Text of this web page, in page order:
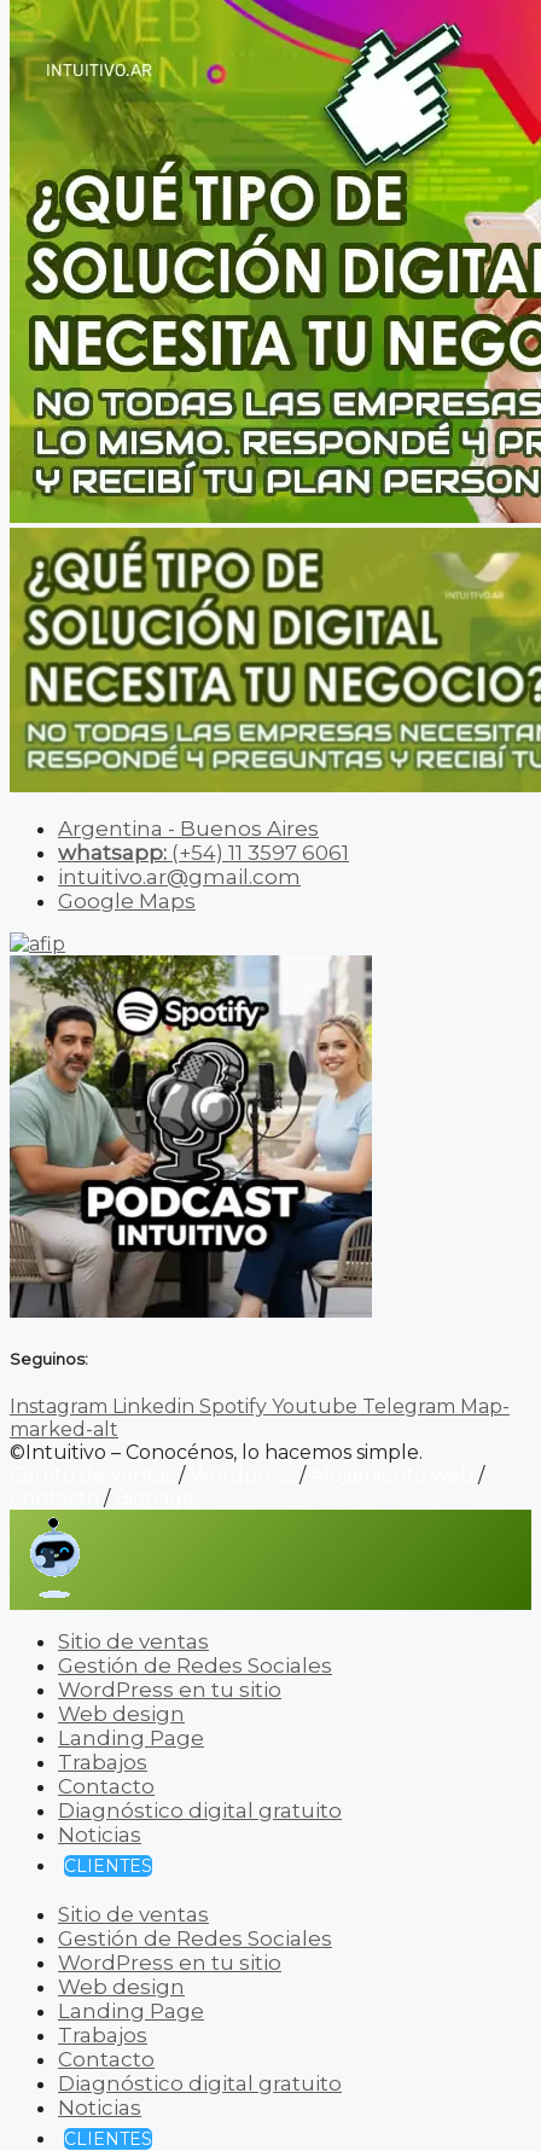
Argentina - Buenos Aires
whatsapp: (+54) 11 3597 6061
intuitivo.ar@gmail.com
Google Maps
Seguinos:
Instagram Linkedin Spotify Youtube Telegram Map-
marked-alt
©Intuitivo – Conocénos, lo hacemos simple.
/ /
/
/
Sitio de ventas
Gestión de Redes Sociales
WordPress en tu sitio
Web design
Landing Page
Trabajos
Contacto
Diagnóstico digital gratuito
Noticias
CLIENTES
Sitio de ventas
Gestión de Redes Sociales
WordPress en tu sitio
Web design
Landing Page
Trabajos
Contacto
Diagnóstico digital gratuito
Noticias
CLIENTES